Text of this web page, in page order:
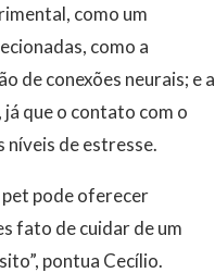
como um
como a
de conexões neurais; e a
que o contato com o
níveis de estresse.
pode oferecer
fato de cuidar de um
pontua Cecílio.